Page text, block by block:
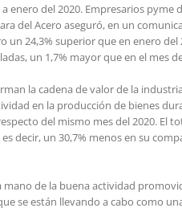
enero del 2020. Empresarios
del Acero aseguró, en un
24,3% superior que en enero del
un 1,7% mayor que en el mes
la cadena de valor de la
en la producción de bienes
del mismo mes del 2020. El
decir, un 30,7% menos en su
de la buena actividad
se están llevando a cabo como